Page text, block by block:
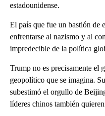
estadounidense.
El país que fue un bastión de
enfrentarse al nazismo y al
impredecible de la política
Trump no es precisamente el
geopolítico que se imagina.
subestimó el orgullo de
líderes chinos también